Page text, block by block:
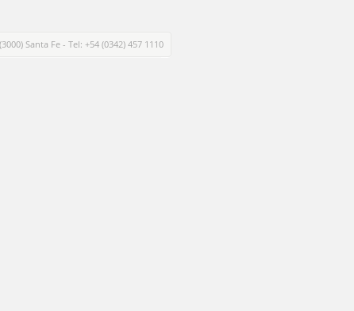
Santa Fe - Tel: +54 (0342) 457 1110